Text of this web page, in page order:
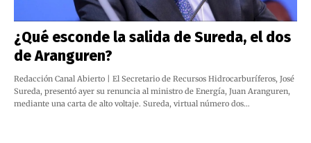
¿Qué esconde la salida de Sureda, el dos
de Aranguren?
Redacción Canal Abierto | El Secretario de Recursos Hidrocarburíferos, José
Sureda, presentó ayer su renuncia al ministro de Energía, Juan Aranguren,
mediante una carta de alto voltaje. Sureda, virtual número dos…